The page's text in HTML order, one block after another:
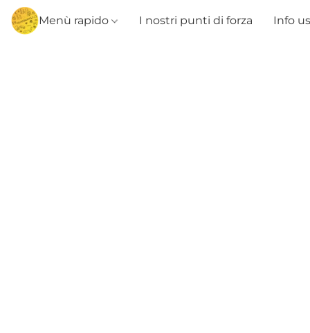
Menù rapido I nostri punti di forza Info